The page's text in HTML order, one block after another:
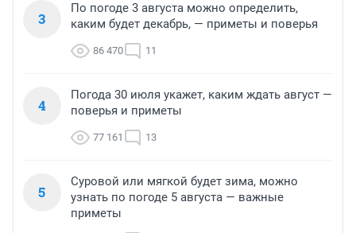
3
По погоде 3 августа можно определить,
каким будет декабрь, — приметы и поверья
86 470 11
4
Погода 30 июля укажет, каким ждать август —
поверья и приметы
77 161 13
5
Суровой или мягкой будет зима, можно
узнать по погоде 5 августа — важные
приметы